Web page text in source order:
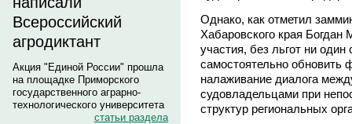
Всероссийский
агродиктант
Акция "Единой России" прошла
на площадке Приморского
государственного аграрно-
технологического университета
статьи раздела
Однако, как отметил
Хабаровского края
участия, без льгот ни
самостоятельно обновить
налаживание диалога
судовладельцами при
структур региональных